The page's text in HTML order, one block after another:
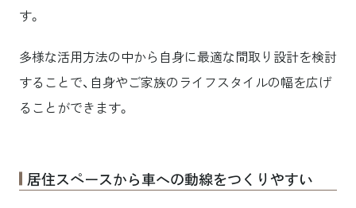
す。
多様な活用方法の中から自身に最適な間取り設計を検討
することで、自身やご家族のライフスタイルの幅を広げ
ることができます。
居住スペースから車への動線をつくりやすい